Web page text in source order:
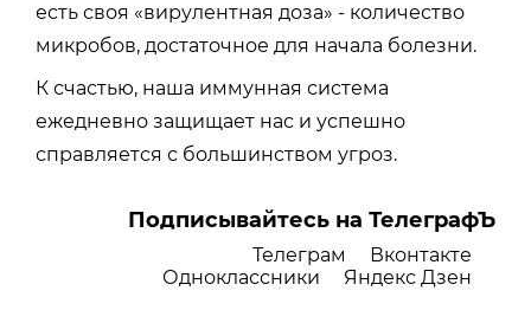
есть своя «вирулентная доза» - количество
микробов, достаточное для начала болезни.
К счастью, наша иммунная система
ежедневно защищает нас и успешно
справляется с большинством угроз.
Подписывайтесь на ТелеграфЪ
Телеграм
Вконтакте
Одноклассники
Яндекс Дзен